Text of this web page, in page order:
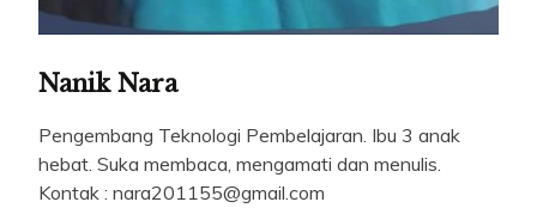
Nanik Nara
Pengembang Teknologi Pembelajaran. Ibu 3 anak
hebat. Suka membaca, mengamati dan menulis.
Kontak : nara201155@gmail.com